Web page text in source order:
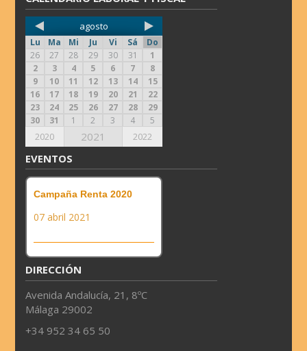
agosto
Lu Ma Mi Ju Vi Sá
Do
26
27 28 29 30 31
1
2
3 4 5 6 7
8
9
10 11 12 13 14
15
16
17 18 19 20 21
22
23
24 25 26 27 28
29
30
31 1 2 3 4 5
2020 2021 2022
EVENTOS
Campaña Renta 2020
07 abril 2021
DIRECCIÓN
Avenida Andalucía, 21, 8ºC
Málaga 29002
+34 952 34 65 50